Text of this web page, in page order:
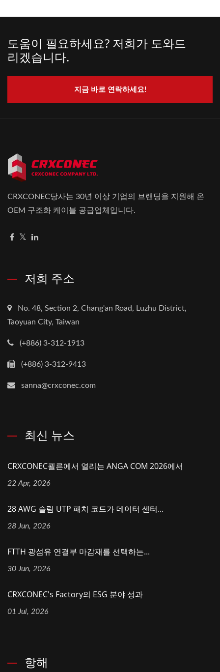
도움이 필요하세요? 저희가 도와드
리겠습니다.
지금 바로 연락하세요!
CRXCONEC당사는 30년 이상 기업의 브랜딩을 지원해 온
OEM 구조화 케이블 공급업체입니다.
저희 주소
No. 48, Section 2, Chang'an Road, Luzhu District,
Taoyuan City, Taiwan
(+886) 3-312-1913
(+886) 3-312-9413
sanna@crxconec.com
최신 뉴스
CRXCONEC쾰른에서 열리는 ANGA COM 2026에서
22 Apr, 2026
28 AWG 슬림 UTP 패치 코드가 데이터 센터...
28 Jun, 2026
FTTH 광섬유 연결부 마감재를 선택하는...
30 Jun, 2026
CRXCONEC's Factory의 ESG 분야 성과
01 Jul, 2026
항해